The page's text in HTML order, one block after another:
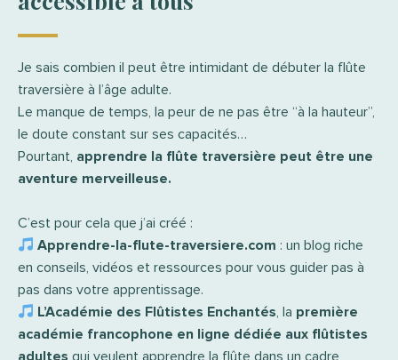
Je sais combien il peut être intimidant de débuter la flûte
traversière à l’âge adulte.
Le manque de temps, la peur de ne pas être “à la hauteur”,
le doute constant sur ses capacités…
Pourtant, apprendre la flûte traversière peut être une
aventure merveilleuse.
C’est pour cela que j’ai créé :
Apprendre-la-flute-traversiere.com : un blog riche
en conseils, vidéos et ressources pour vous guider pas à
pas dans votre apprentissage.
L’Académie des Flûtistes Enchantés, la première
académie francophone en ligne dédiée aux flûtistes